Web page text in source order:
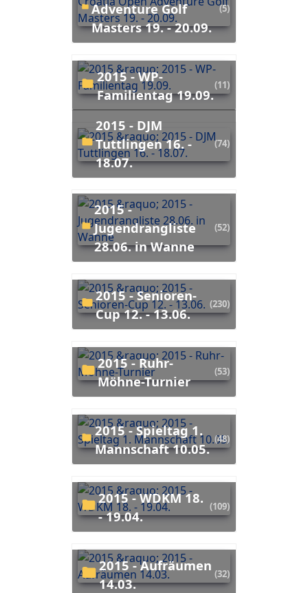
Adventure Golf
Masters 19. - 20.09.
(5)
2015 - WP-
Familientag 19.09.
(11)
2015 - DJM
Tuttlingen 16. -
18.07.
(74)
2015 -
Jugendrangliste
28.06. in Wanne
(52)
2015 - Senioren-
Cup 12. - 13.06.
(230)
2015 - Ruhr-
Möhne-Turnier
(53)
2015 - Spieltag 1.
Mannschaft 10.05.
(48)
2015 - WDKM 18.
- 19.04.
(109)
2015 - Aufräumen
14.03.
(32)